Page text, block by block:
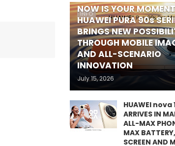
INFO
NOW IS YOUR
HUAWEI PURA 90s
BRINGS NEW
THROUGH MOBILE
AND ALL-SCENARIO
INNOVATION
July 15, 2026
HUAWEI nova
ARRIVES IN
ALL-MAX
MAX
SCREEN AND